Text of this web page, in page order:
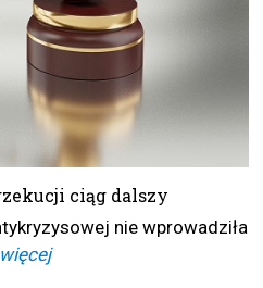
ciąg dalszy
nie wprowadziła
więcej